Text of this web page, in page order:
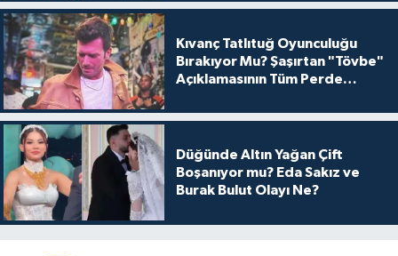
Kıvanç Tatlıtuğ Oyunculuğu
Bırakıyor Mu? Şaşırtan "Tövbe"
Açıklamasının Tüm Perde
Düğünde Altın Yağan Çift
Boşanıyor mu? Eda Sakız ve
Burak Bulut Olayı Ne?